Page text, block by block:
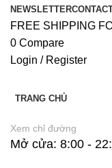
NEWSLETTER
FREE SHIPPING
0 Compare
Login / Register
TRANG CHỦ
Xem chỉ đường
Mở cửa: 8:00 -